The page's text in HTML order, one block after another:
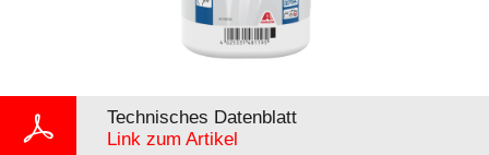
Technisches Datenblatt
Link zum Artikel